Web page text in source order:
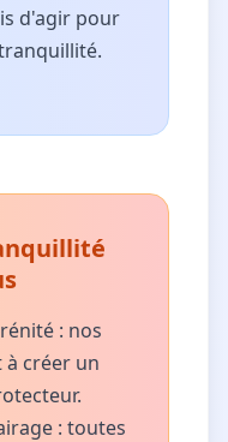
d'agir pour
: nos
créer un
: toutes